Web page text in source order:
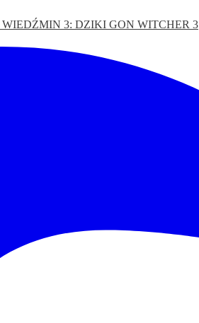
WIEDŹMIN 3: DZIKI GON WITCHER 3